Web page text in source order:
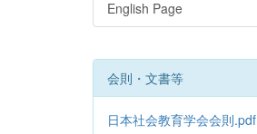
English Page
会則・文書等
日本社会教育学会会則.pdf